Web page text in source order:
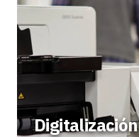
Digitalización